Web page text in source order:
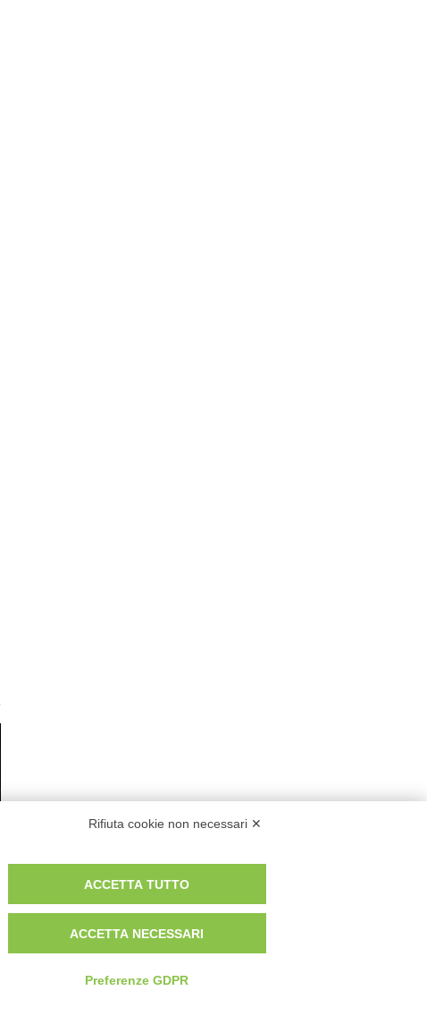
Rifiuta cookie non necessari ✕
ACCETTA TUTTO
ACCETTA NECESSARI
Preferenze GDPR